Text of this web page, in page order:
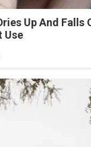
Up And Falls
Use